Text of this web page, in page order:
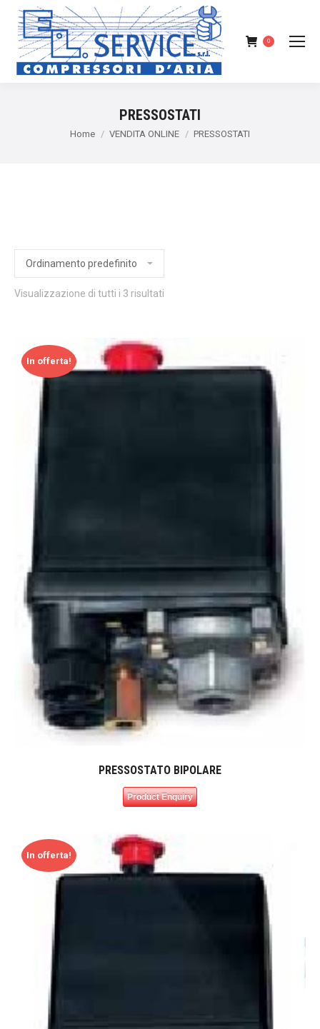
0
PRESSOSTATI
You are here:
Home VENDITA ONLINE PRESSOSTATI
Visualizzazione di tutti i 3 risultati
In offerta!
PRESSOSTATO BIPOLARE
Product Enquiry
In offerta!